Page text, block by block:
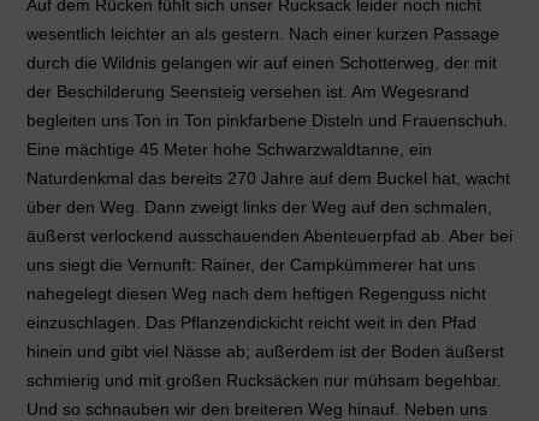
Auf dem Rücken fühlt sich unser Rucksack leider noch nicht
wesentlich leichter an als gestern. Nach einer kurzen Passage
durch die Wildnis gelangen wir auf einen Schotterweg, der mit
der Beschilderung Seensteig versehen ist. Am Wegesrand
begleiten uns Ton in Ton pinkfarbene Disteln und Frauenschuh.
Eine mächtige 45 Meter hohe Schwarzwaldtanne, ein
Naturdenkmal das bereits 270 Jahre auf dem Buckel hat, wacht
über den Weg. Dann zweigt links der Weg auf den schmalen,
äußerst verlockend ausschauenden Abenteuerpfad ab. Aber bei
uns siegt die Vernunft: Rainer, der Campkümmerer hat uns
nahegelegt diesen Weg nach dem heftigen Regenguss nicht
einzuschlagen. Das Pflanzendickicht reicht weit in den Pfad
hinein und gibt viel Nässe ab; außerdem ist der Boden äußerst
schmierig und mit großen Rucksäcken nur mühsam begehbar.
Und so schnauben wir den breiteren Weg hinauf. Neben uns